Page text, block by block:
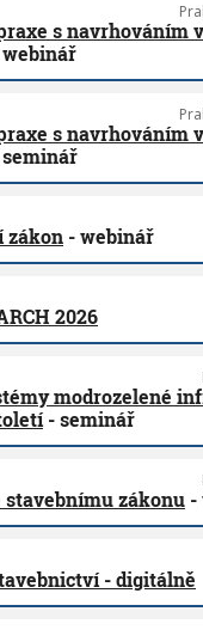
s navrhováním
webinář
s navrhováním
seminář
zákon - webinář
2026
modrozelené
- seminář
zákonu -
- digitálně